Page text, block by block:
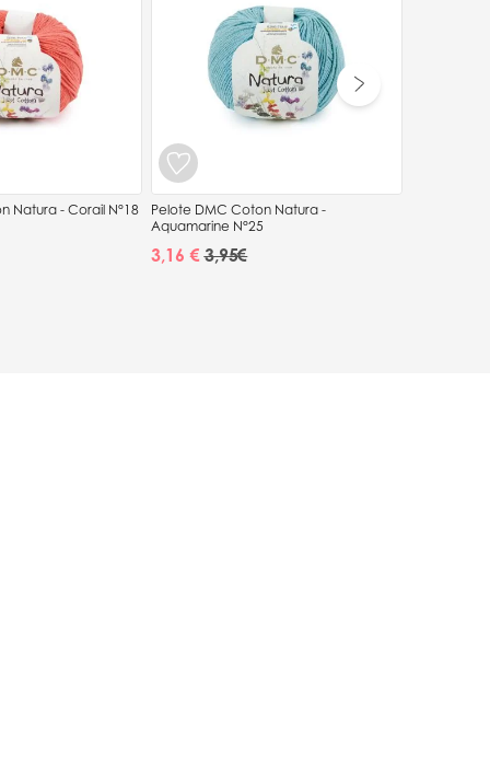
Natura - Corail N°18
Pelote DMC Coton Natura -
Aquamarine N°25
3,16 € 3,95 €